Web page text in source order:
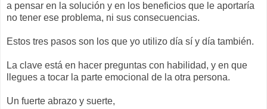
a pensar en la solución y en los beneficios que le aportaría
no tener ese problema, ni sus consecuencias.
Estos tres pasos son los que yo utilizo día sí y día también.
La clave está en hacer preguntas con habilidad, y en que
llegues a tocar la parte emocional de la otra persona.
Un fuerte abrazo y suerte,